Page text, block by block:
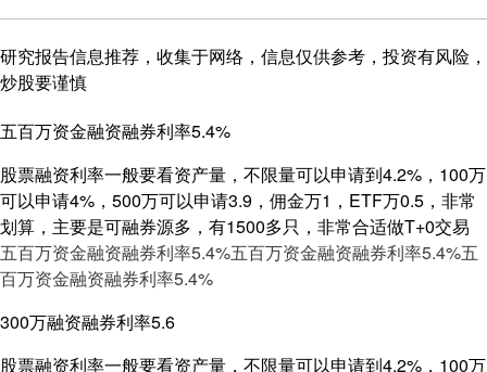
研究报告信息推荐，收集于网络，信息仅供参考，投资有风险，
炒股要谨慎
五百万资金融资融券利率5.4%
股票融资利率一般要看资产量，不限量可以申请到4.2%，100万
可以申请4%，500万可以申请3.9，佣金万1，ETF万0.5，非常
划算，主要是可融券源多，有1500多只，非常合适做T+0交易
五百万资金融资融券利率5.4%五百万资金融资融券利率5.4%五
百万资金融资融券利率5.4%
300万融资融券利率5.6
股票融资利率一般要看资产量，不限量可以申请到4.2%，100万